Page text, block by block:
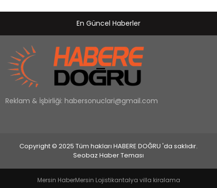
En Güncel Haberler
Reklam & İşbirliği: habersonuclari@gmail.com
Copyright © 2025 Tüm hakları HABERE DOĞRU 'da saklıdır.
Seobaz Haber Teması
Mersin HaberMersin Lojistikantalya villa kiralama